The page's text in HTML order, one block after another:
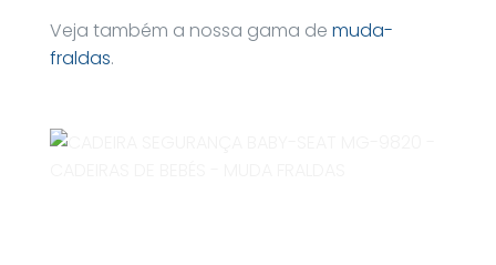
Veja também a nossa gama de muda-
fraldas.